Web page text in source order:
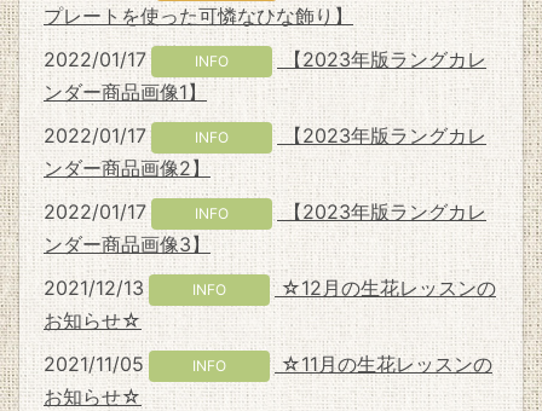
プレートを使った可憐なひな飾り】
2022/01/17
INFO
【2023年版ラングカレ
ンダー商品画像1】
2022/01/17
INFO
【2023年版ラングカレ
ンダー商品画像2】
2022/01/17
INFO
【2023年版ラングカレ
ンダー商品画像3】
2021/12/13
INFO
☆12月の生花レッスンの
お知らせ☆
2021/11/05
INFO
☆11月の生花レッスンの
お知らせ☆